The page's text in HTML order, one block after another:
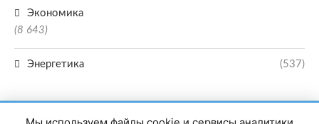
Экономика
(8 643)
Энергетика (537)